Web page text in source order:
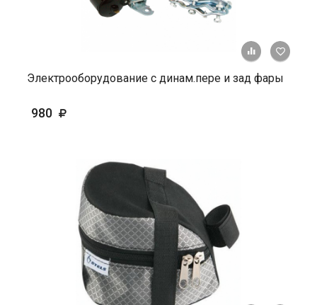
+ К
Электрооборудование с динам.пере и зад фары
980